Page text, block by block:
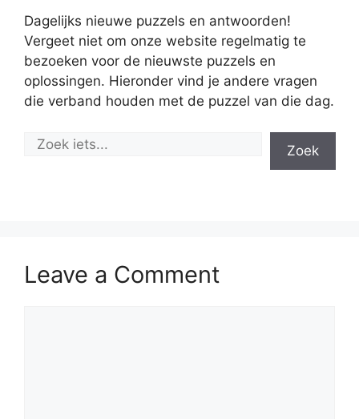
Dagelijks nieuwe puzzels en antwoorden!
Vergeet niet om onze website regelmatig te
bezoeken voor de nieuwste puzzels en
oplossingen. Hieronder vind je andere vragen
die verband houden met de puzzel van die dag.
Zoek
Leave a Comment